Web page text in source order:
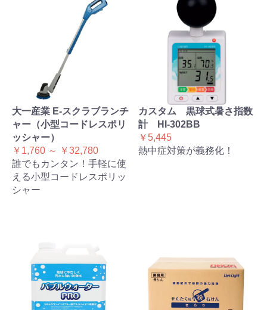
大一産業 E-スクラブランチ
ャー（小型コードレスポリ
ッシャー）
￥1,760 ～ ￥32,780
誰でもカンタン！手軽に使
える小型コードレスポリッ
シャー
カスタム 黒球式暑さ指数
計 HI-302BB
￥5,445
熱中症対策が義務化！